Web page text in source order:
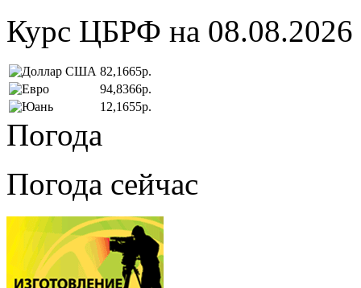
Курс ЦБРФ на 08.08.2026
82,1665р.
94,8366р.
12,1655р.
Погода
Погода сейчас